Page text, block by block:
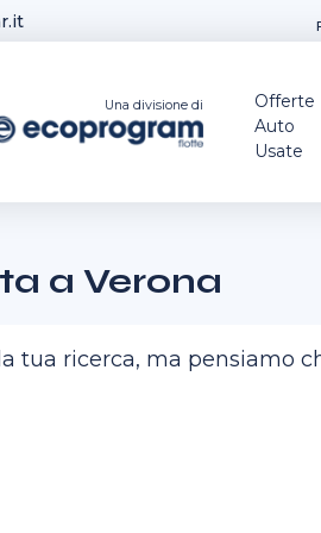
Una divisione di
Offerte
Auto
Usate
a Verona
tua ricerca, ma pensiamo